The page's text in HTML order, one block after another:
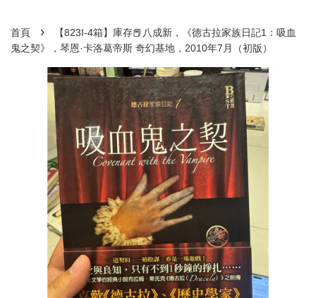
首頁 ›
【823I-4箱】庫存📕八成新，《德古拉家族日記1：吸血
鬼之契》，琴恩·卡洛葛帝斯 奇幻基地，2010年7月（初版）